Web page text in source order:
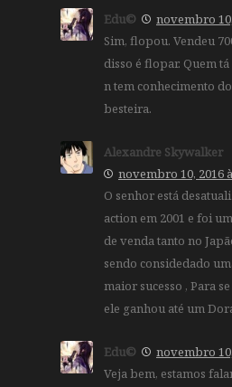
Edu©
novembro
Sim, flopou. Vendeu
disso é flopar. Quem
n tem conhecimento
besteira.
Alexandre Skywalker
novembro 10, 2016
O senhor está
action em 2001 e foi
de venda tanto no
sendo considedado
maior sucesso , Para
ele ganhou até um
Edu©
novembro
Veja bem, estamos